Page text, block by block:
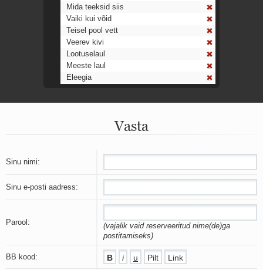
Mida teeksid siis
Vaiki kui võid
Teisel pool vett
Veerev kivi
Lootuselaul
Meeste laul
Eleegia
Ahtumine
Mu isamaa on minu arm
Ih-ih-hii ja ah-ah-haa
Päikeselapsed
Laul võimalusest
Nii vaikseks kõik on jäänud
Mis saab sellest loomusevalust
Avanemine
Vasta
Sinu nimi:
Sinu e-posti aadress:
Parool:
(vajalik vaid reserveeritud nime(de)ga
postitamiseks)
BB kood: